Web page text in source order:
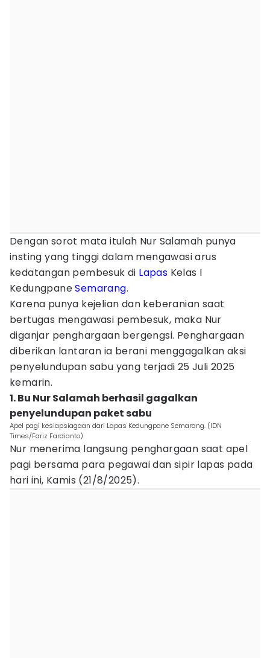
Dengan sorot mata itulah Nur Salamah punya
insting yang tinggi dalam mengawasi arus
kedatangan pembesuk di Lapas Kelas I
KedungpaneSemarang.
Karena punya kejelian dan keberanian saat
bertugas mengawasi pembesuk, maka Nur
diganjar penghargaan bergengsi. Penghargaan
diberikan lantaran ia berani menggagalkan aksi
penyelundupan sabu yang terjadi 25 Juli 2025
kemarin.
1. Bu Nur Salamah berhasil gagalkan
penyelundupan paket sabu
Apel pagi kesiapsiagaan dari Lapas Kedungpane Semarang. (IDN
Times/Fariz Fardianto)
Nur menerima langsung penghargaan saat apel
pagi bersama para pegawai dan sipir lapas pada
hari ini, Kamis (21/8/2025).